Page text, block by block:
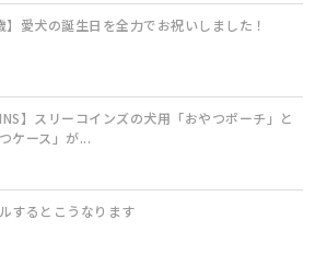
】愛犬の誕生日を全力でお祝いしました！
】スリーコインズの犬用「おやつポーチ」と
つケース」が...
するとこうなります